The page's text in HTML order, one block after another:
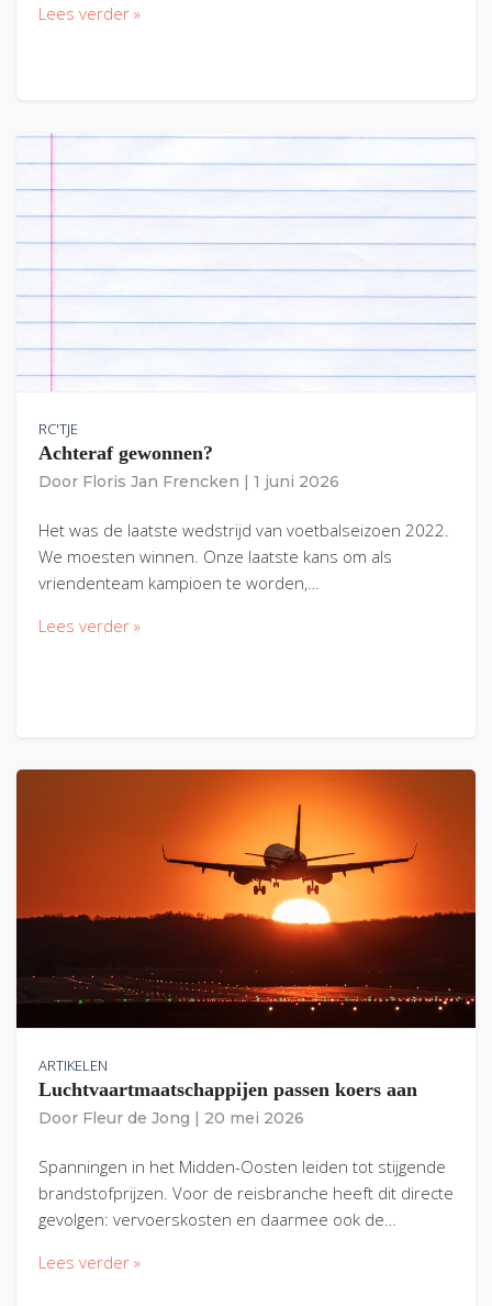
Lees verder »
RC'TJE
Achteraf gewonnen?
Door Floris Jan Frencken 1 juni 2026
Het was de laatste wedstrijd van voetbalseizoen 2022.
We moesten winnen. Onze laatste kans om als
vriendenteam kampioen te worden,…
Lees verder »
ARTIKELEN
Luchtvaartmaatschappijen passen koers aan
Door Fleur de Jong 20 mei 2026
Spanningen in het Midden-Oosten leiden tot stijgende
brandstofprijzen. Voor de reisbranche heeft dit directe
gevolgen: vervoerskosten en daarmee ook de…
Lees verder »